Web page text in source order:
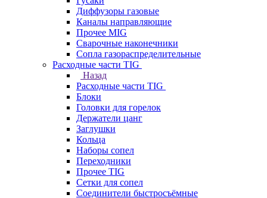
Диффузоры газовые
Каналы направляющие
Прочее MIG
Сварочные наконечники
Сопла газораспределительные
Расходные части TIG
Назад
Расходные части TIG
Блоки
Головки для горелок
Держатели цанг
Заглушки
Кольца
Наборы сопел
Переходники
Прочее TIG
Сетки для сопел
Соединители быстросъёмные